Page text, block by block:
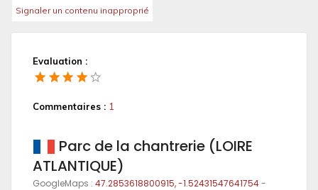
Signaler un contenu inapproprié
Evaluation :
Commentaires : 1
Parc de la chantrerie (LOIRE
ATLANTIQUE)
GoogleMaps : 47.2853618800915, -1.52431547641754-